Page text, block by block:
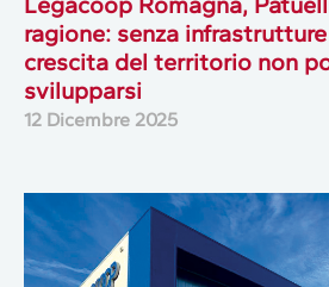
ragione: senza
crescita del territorio non
svilupparsi
12 Dicembre 2025